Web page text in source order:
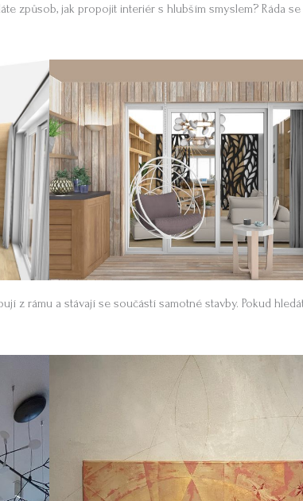
způsob, jak propojit interiér s hlubším smyslem? Ráda
z rámu a stávají se součástí samotné stavby. Pokud